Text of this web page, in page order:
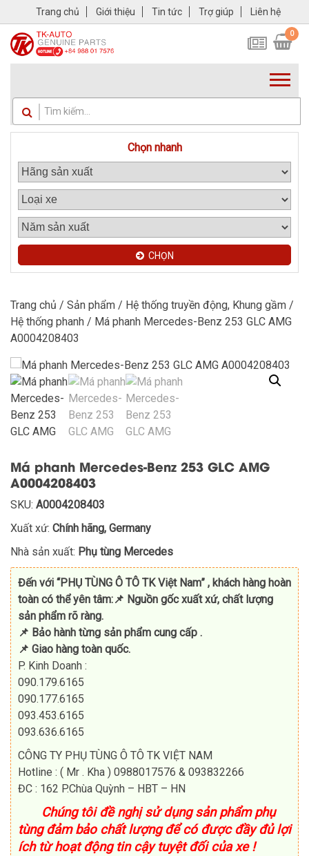
Trang chủ Giới thiệu Tin tức Trợ giúp Liên hệ
0
Chọn nhanh
CHỌN
Trang chủ / Sản phẩm / Hệ thống truyền động, Khung gầm /
Hệ thống phanh / Má phanh Mercedes-Benz 253 GLC AMG
A0004208403
Má phanh Mercedes-Benz 253 GLC AMG
A0004208403
SKU: A0004208403
Xuất xứ: Chính hãng, Germany
Nhà sản xuất: Phụ tùng Mercedes
Đến với “PHỤ TÙNG Ô TÔ TK Việt Nam” , khách hàng hoàn
toàn có thể yên tâm:📌 Nguồn gốc xuất xứ, chất lượng
sản phẩm rõ ràng.
📌 Bảo hành từng sản phẩm cung cấp .
📌 Giao hàng toàn quốc.
P. Kinh Doanh :
090.179.6165
090.177.6165
093.453.6165
093.636.6165
CÔNG TY PHỤ TÙNG Ô TÔ TK VIỆT NAM
Hotline : ( Mr . Kha ) 0988017576 & 093832266
ĐC : 162 P.Chùa Quỳnh – HBT – HN
Chúng tôi đề nghị sử dụng sản phẩm phụ
tùng đảm bảo chất lượng để có được đầy đủ lợi
ích từ hoạt động tin cậy tuyệt đối của xe !